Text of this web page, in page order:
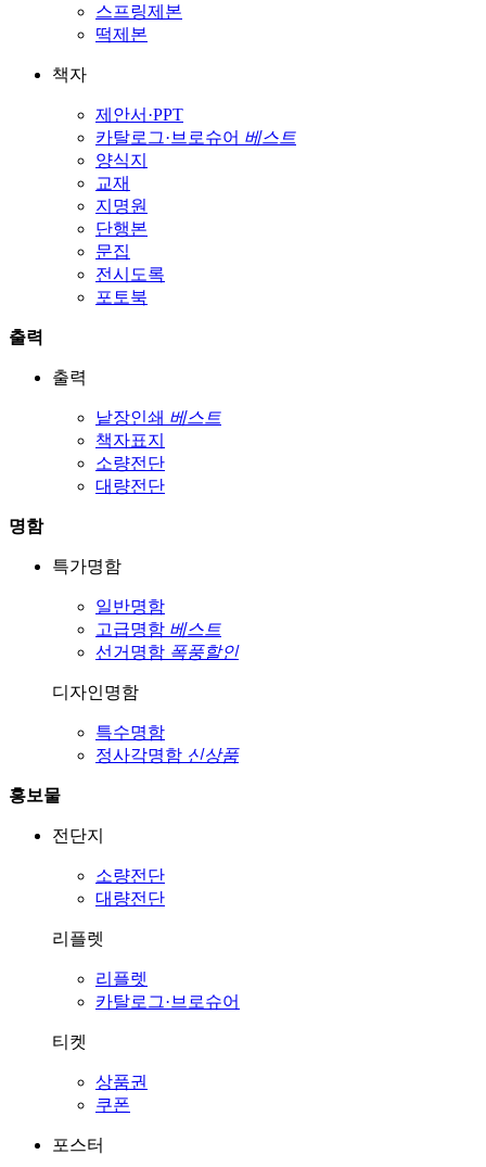
스프링제본
떡제본
책자
제안서·PPT
카탈로그·브로슈어 베스트
양식지
교재
지명원
단행본
문집
전시도록
포토북
출력
출력
낱장인쇄 베스트
책자표지
소량전단
대량전단
명함
특가명함
일반명함
고급명함 베스트
선거명함 폭풍할인
디자인명함
특수명함
정사각명함 신상품
홍보물
전단지
소량전단
대량전단
리플렛
리플렛
카탈로그·브로슈어
티켓
상품권
쿠폰
포스터